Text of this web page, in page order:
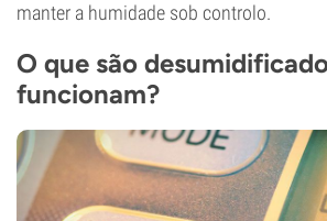
manter a humidade sob controlo.
O que são
funcionam?